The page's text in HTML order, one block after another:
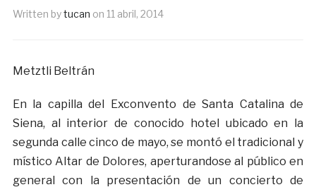
Written bytucan on 11 abril, 2014
Metztli Beltrán
En la capilla del Exconvento de Santa Catalina de
Siena, al interior de conocido hotel ubicado en la
segunda calle cinco de mayo, se montó el tradicional y
místico Altar de Dolores, aperturandose al público en
general con la presentación de un concierto de